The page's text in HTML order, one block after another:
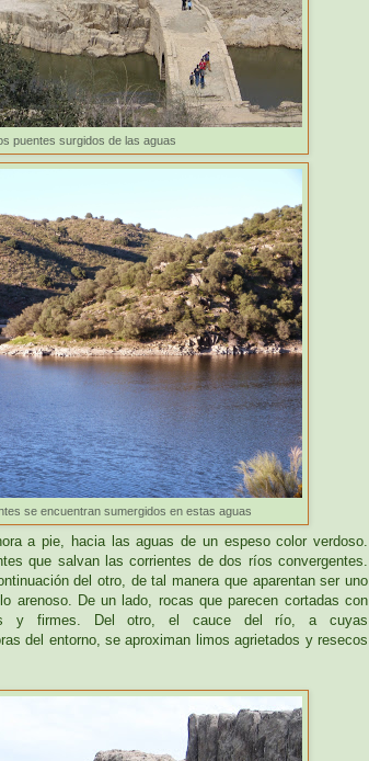
puentes surgidos de las aguas
se encuentran sumergidos en estas aguas
a pie, hacia las aguas de un espeso color verdoso.
que salvan las corrientes de dos ríos convergentes.
del otro, de tal manera que aparentan ser uno
arenoso. De un lado, rocas que parecen cortadas con
y firmes. Del otro, el cauce del río, a cuyas
del entorno, se aproximan limos agrietados y resecos